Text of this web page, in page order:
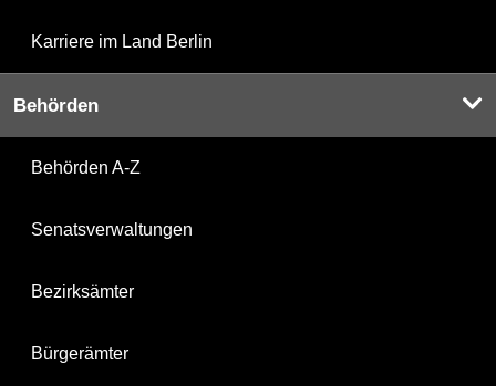
Karriere im Land Berlin
Behörden
Behörden A-Z
Senatsverwaltungen
Bezirksämter
Bürgerämter